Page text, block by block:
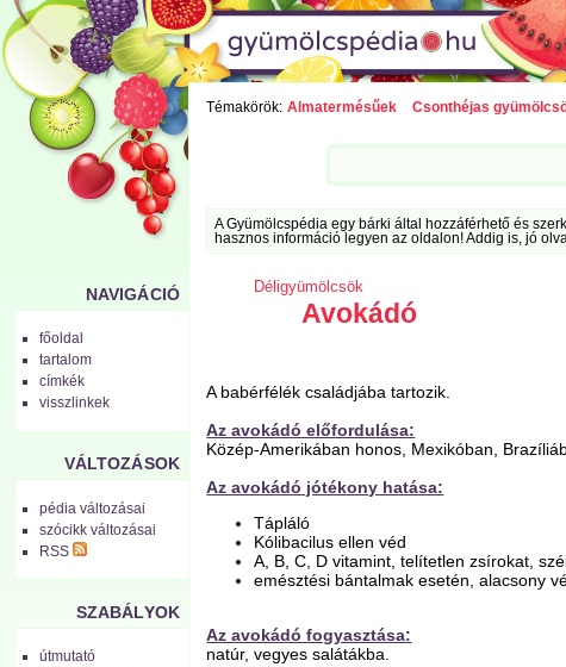
NAVIGÁCIÓ
főoldal
tartalom
címkék
visszlinkek
VÁLTOZÁSOK
pédia változásai
szócikk változásai
RSS
SZABÁLYOK
útmutató
Témakörök: Almatermésűek Csonthéjas
A Gyümölcspédia egy bárki által hozzáférhető és
hasznos információ legyen az oldalon! Addig is, jó
Déligyümölcsök
Avokádó
A babérfélék családjába tartozik.
Az avokádó előfordulása:
Közép-Amerikában honos, Mexikóban,
Az avokádó jótékony hatása:
Tápláló
Kólibacilus ellen véd
A, B, C, D vitamint, telítetlen zsírokat,
emésztési bántalmak esetén, alacsony
Az avokádó fogyasztása:
natúr, vegyes salátákba.